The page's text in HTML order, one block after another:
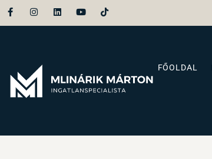
FŐOLDAL